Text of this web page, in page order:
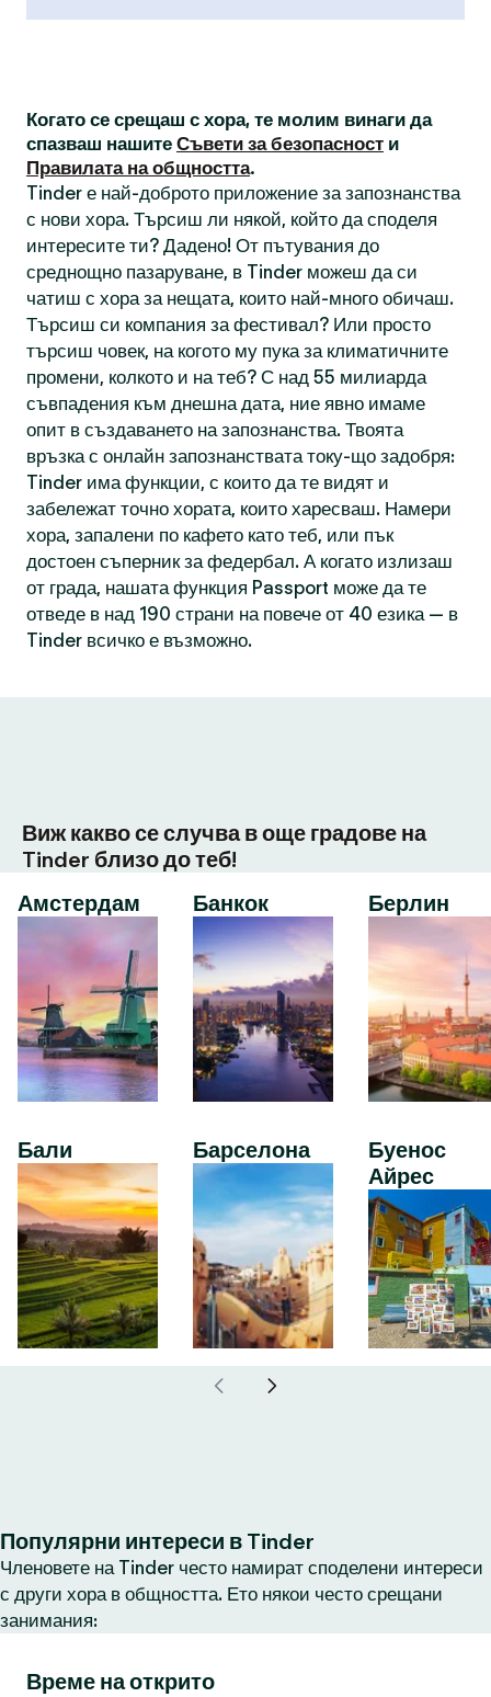
Когато се срещаш с хора, те молим винаги да
спазваш нашите Съвети за безопасност и
Правилата на общността.
Tinder е най-доброто приложение за запознанства
с нови хора. Търсиш ли някой, който да споделя
интересите ти? Дадено! От пътувания до
среднощно пазаруване, в Tinder можеш да си
чатиш с хора за нещата, които най-много обичаш.
Търсиш си компания за фестивал? Или просто
търсиш човек, на когото му пука за климатичните
промени, колкото и на теб? С над 55 милиарда
съвпадения към днешна дата, ние явно имаме
опит в създаването на запознанства. Твоята
връзка с онлайн запознанствата току-що задобря:
Tinder има функции, с които да те видят и
забележат точно хората, които харесваш. Намери
хора, запалени по кафето като теб, или пък
достоен съперник за федербал. А когато излизаш
от града, нашата функция Passport може да те
отведе в над 190 страни на повече от 40 езика — в
Tinder всичко е възможно.
Виж какво се случва в още градове на
Tinder близо до теб!
Амстердам
Бали
Банкок
Барселона
Берлин
Буенос
Айрес
Популярни интереси в Tinder
Членовете на Tinder често намират споделени интереси
с други хора в общността. Ето някои често срещани
занимания:
Време на открито